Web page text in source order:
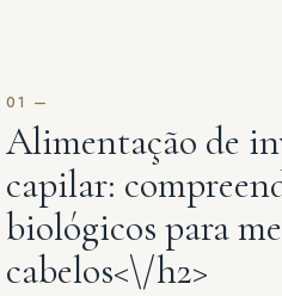
Alimentação de
capilar:
biológicos para
cabelos<\/h2>